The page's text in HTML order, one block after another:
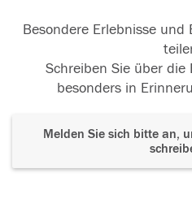
Besondere Erlebnisse
Schreiben Sie über die
besonders in
Melden Sie sich bitte an,